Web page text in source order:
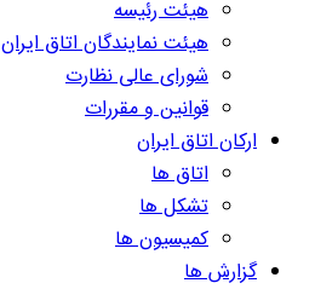
هیئت رئیسه
هیئت نمایندگان اتاق ایران
شورای عالی نظارت
قوانین و مقررات
ارکان اتاق ایران
اتاق ها
تشکل ها
کمیسیون ها
گزارش ها